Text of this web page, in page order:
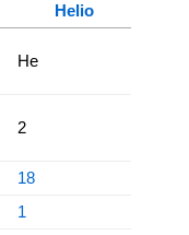
Helio
He
2
18
1